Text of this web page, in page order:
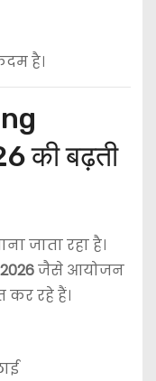
है।
की बढ़ती
जाता रहा है।
जैसे आयोजन
कर रहे हैं।